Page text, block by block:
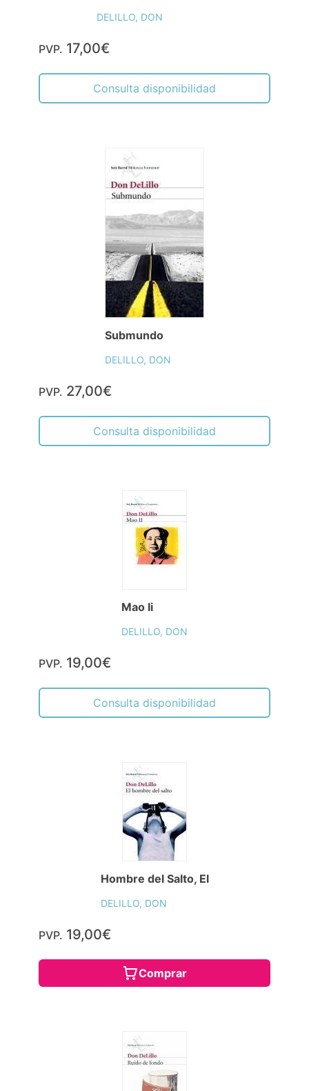
DELILLO, DON
PVP. 17,00€
Consulta disponibilidad
Submundo
DELILLO, DON
PVP. 27,00€
Consulta disponibilidad
Mao Ii
DELILLO, DON
PVP. 19,00€
Consulta disponibilidad
Hombre del Salto, El
DELILLO, DON
PVP. 19,00€
Comprar